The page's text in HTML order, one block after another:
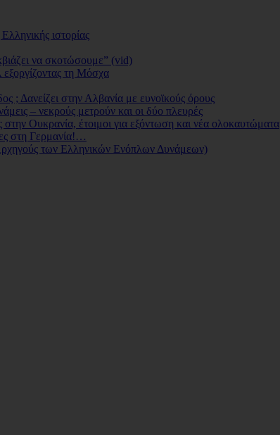
ιστορίας
να σκοτώσουμε” (vid)
τη Μόσχα
; Δανείζει στην Αλβανία με ευνοϊκούς όρους
– νεκρούς μετρούν και οι δύο πλευρές
Ουκρανία, έτοιμοι για εξόντωση και νέα ολοκαυτώματα
στη Γερμανία!…
των Ελληνικών Ενόπλων Δυνάμεων)